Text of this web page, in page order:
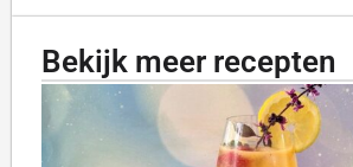
Bekijk meer recepten